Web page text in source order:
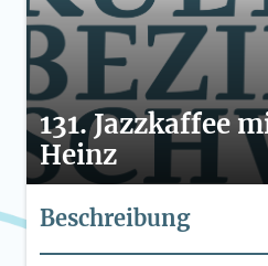
131. Jazzkaffee
Heinz
Beschreibung